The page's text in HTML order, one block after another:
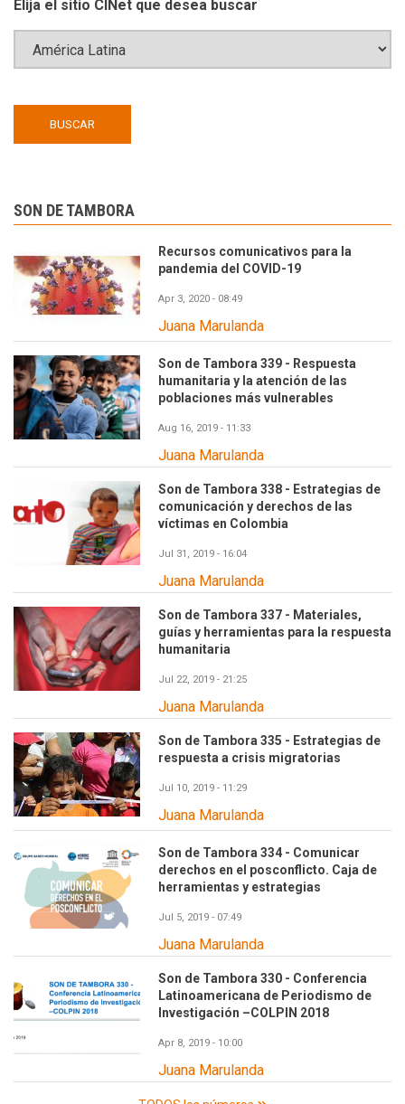
Elija el sitio CINet que desea buscar
SON DE TAMBORA
Recursos comunicativos para la
pandemia del COVID-19
Apr 3, 2020 - 08:49
Juana Marulanda
Son de Tambora 339 - Respuesta
humanitaria y la atención de las
poblaciones más vulnerables
Aug 16, 2019 - 11:33
Juana Marulanda
Son de Tambora 338 - Estrategias de
comunicación y derechos de las
víctimas en Colombia
Jul 31, 2019 - 16:04
Juana Marulanda
Son de Tambora 337 - Materiales,
guías y herramientas para la respuesta
humanitaria
Jul 22, 2019 - 21:25
Juana Marulanda
Son de Tambora 335 - Estrategias de
respuesta a crisis migratorias
Jul 10, 2019 - 11:29
Juana Marulanda
Son de Tambora 334 - Comunicar
derechos en el posconflicto. Caja de
herramientas y estrategias
Jul 5, 2019 - 07:49
Juana Marulanda
Son de Tambora 330 - Conferencia
Latinoamericana de Periodismo de
Investigación –COLPIN 2018
Apr 8, 2019 - 10:00
Juana Marulanda